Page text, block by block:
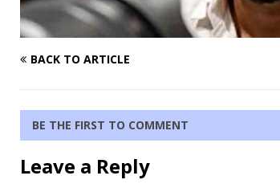
BACK TO ARTICLE
BE THE FIRST TO COMMENT
Leave a Reply